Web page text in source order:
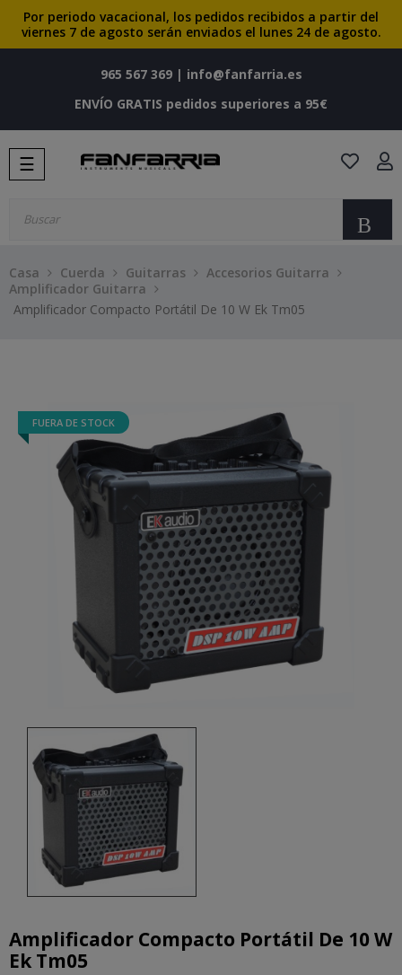
Por periodo vacacional, los pedidos recibidos a partir del
viernes 7 de agosto serán enviados el lunes 24 de agosto.
965 567 369| info@fanfarria.es
ENVÍO GRATIS pedidos superiores a 95€
Navegación
de
☰
Casa Cuerda Guitarras
Accesorios Guitarra
Amplificador Guitarra
Amplificador Compacto Portátil De 10 W Ek Tm05
FUERA DE STOCK
Amplificador Compacto Portátil De 10 W
Ek Tm05